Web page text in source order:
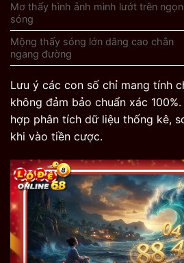
Mơ thấy hình ảnh mình lướt trên ngọn
sóng
Mộng thấy sóng lớn dâng cao chắn
ngang đường
Lưu ý các con số chỉ mang tính
không đảm bảo chuẩn xác
hợp phân tích dữ liệu thống kê,
khi vào tiền cược.